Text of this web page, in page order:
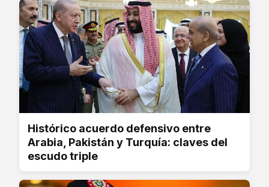
Histórico acuerdo defensivo entre
Arabia, Pakistán y Turquía: claves del
escudo triple